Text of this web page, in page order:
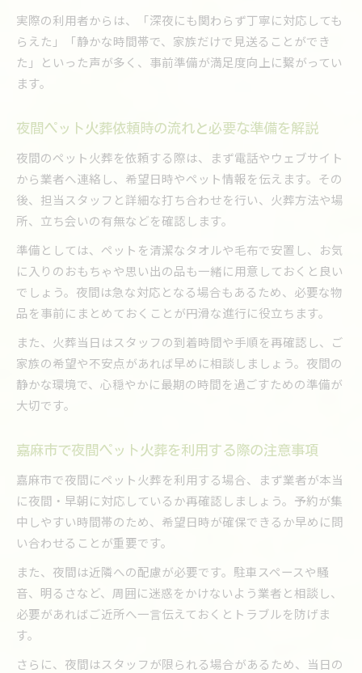
実際の利用者からは、「深夜にも関わらず丁寧に対応しても
らえた」「静かな時間帯で、家族だけで見送ることができ
た」といった声が多く、事前準備が満足度向上に繋がってい
ます。
夜間ペット火葬依頼時の流れと必要な準備を解説
夜間のペット火葬を依頼する際は、まず電話やウェブサイト
から業者へ連絡し、希望日時やペット情報を伝えます。その
後、担当スタッフと詳細な打ち合わせを行い、火葬方法や場
所、立ち会いの有無などを確認します。
準備としては、ペットを清潔なタオルや毛布で安置し、お気
に入りのおもちゃや思い出の品も一緒に用意しておくと良い
でしょう。夜間は急な対応となる場合もあるため、必要な物
品を事前にまとめておくことが円滑な進行に役立ちます。
また、火葬当日はスタッフの到着時間や手順を再確認し、ご
家族の希望や不安点があれば早めに相談しましょう。夜間の
静かな環境で、心穏やかに最期の時間を過ごすための準備が
大切です。
嘉麻市で夜間ペット火葬を利用する際の注意事項
嘉麻市で夜間にペット火葬を利用する場合、まず業者が本当
に夜間・早朝に対応しているか再確認しましょう。予約が集
中しやすい時間帯のため、希望日時が確保できるか早めに問
い合わせることが重要です。
また、夜間は近隣への配慮が必要です。駐車スペースや騒
音、明るさなど、周囲に迷惑をかけないよう業者と相談し、
必要があればご近所へ一言伝えておくとトラブルを防げま
す。
さらに、夜間はスタッフが限られる場合があるため、当日の